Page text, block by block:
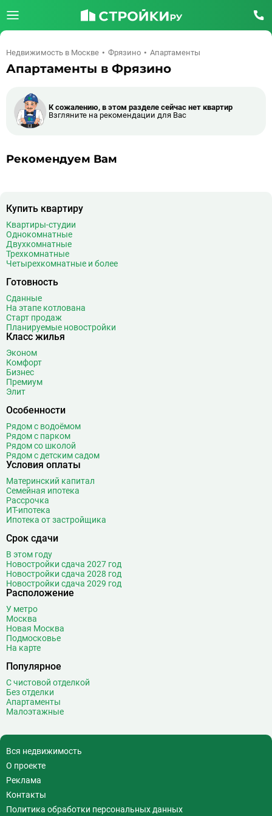
Недвижимость в Москве Фрязино Апартаменты
Апартаменты в Фрязино
К сожалению, в этом разделе сейчас нет квартир
Взгляните на рекомендации для Вас
Рекомендуем Вам
Купить квартиру
Квартиры-студии
Однокомнатные
Двухкомнатные
Трехкомнатные
Четырехкомнатные и более
Готовность
Сданные
На этапе котлована
Старт продаж
Планируемые новостройки
Класс жилья
Эконом
Комфорт
Бизнес
Премиум
Элит
Особенности
Рядом с водоёмом
Рядом с парком
Рядом со школой
Рядом с детским садом
Условия оплаты
Материнский капитал
Семейная ипотека
Рассрочка
ИТ-ипотека
Ипотека от застройщика
Срок сдачи
В этом году
Новостройки сдача 2027 год
Новостройки сдача 2028 год
Новостройки сдача 2029 год
Расположение
У метро
Москва
Новая Москва
Подмосковье
На карте
Популярное
С чистовой отделкой
Без отделки
Апартаменты
Малоэтажные
Вся недвижимость
О проекте
Реклама
Контакты
Политика обработки персональных данных